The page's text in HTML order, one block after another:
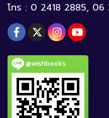
โทร : 0 2418 2885, 06
@wishbooks